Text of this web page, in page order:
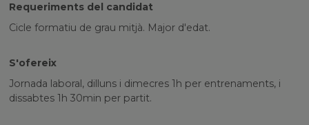
Requeriments del candidat
Cicle formatiu de grau mitjà. Major d'edat.
S'ofereix
Jornada laboral, dilluns i dimecres 1h per entrenaments, i
dissabtes 1h 30min per partit.